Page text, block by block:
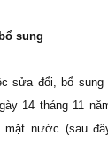
sung
sửa đổi, bổ sung
14 tháng 11
mặt nước (sau